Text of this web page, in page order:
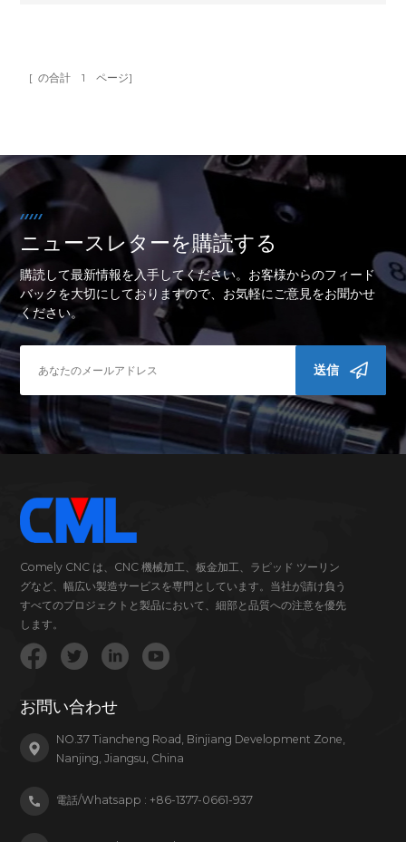
●強度良好●靭性良好●溶接性良好 航空機部品、構造用チューブ、自
[ の合計 1 ページ]
ニュースレターを購読する
購読して最新情報を入手してください。お客様からのフィード
バックを大切にしておりますので、お気軽にご意見をお聞かせ
ください。
送信
Comely CNC は、CNC 機械加工、板金加工、ラピッド ツーリン
グなど、幅広い製造サービスを専門としています。当社が請け負う
すべてのプロジェクトと製品において、細部と品質への注意を優先
します。
お問い合わせ
NO.37 Tiancheng Road, Binjiang Development Zone,
Nanjing, Jiangsu, China
電話/Whatsapp : +86-1377-0661-937